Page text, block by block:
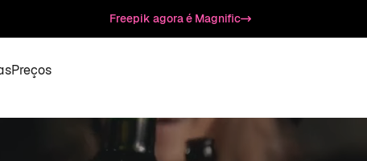
Freepik agora é Magnific
Preços